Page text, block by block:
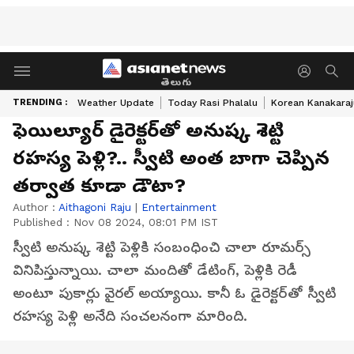
తెలుగు
TRENDING : Weather Update Today Rasi Phalalu Korean
ఫెయిల్యూర్‌ డైరెక్టర్‌తో అనుష్క శెట్టి
రహస్య పెళ్లి?.. స్వీటి అంత బాగా చెప్పిన
తర్వాత కూడా డౌటా?
Author : Aithagoni Raju | Entertainment
Published : Nov 08 2024, 08:01 PM IST
స్వీటి అనుష్క శెట్టి పెళ్లికి సంబంధించి చాలా రూమర్స్
వినిపిస్తున్నాయి. చాలా మందితో డేటింగ్‌, పెళ్లికి రెడీ
అంటూ పుకార్లు వైరల్‌ అయ్యాయి. కానీ ఓ డైరెక్టర్‌తో స్వీటి
రహస్య పెళ్లి అనేది సంచలనంగా మారింది.